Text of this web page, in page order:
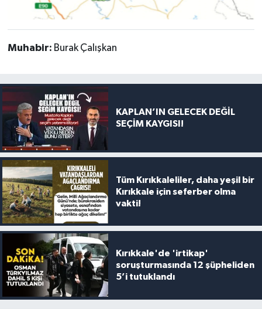
Muhabir: Burak Çalışkan
KAPLAN’IN GELECEK DEĞİL
SEÇİM KAYGISI!
Tüm Kırıkkaleliler, daha yeşil bir
Kırıkkale için seferber olma
vakti!
Kırıkkale'de 'irtikap'
soruşturmasında 12 şüpheliden
5’i tutuklandı